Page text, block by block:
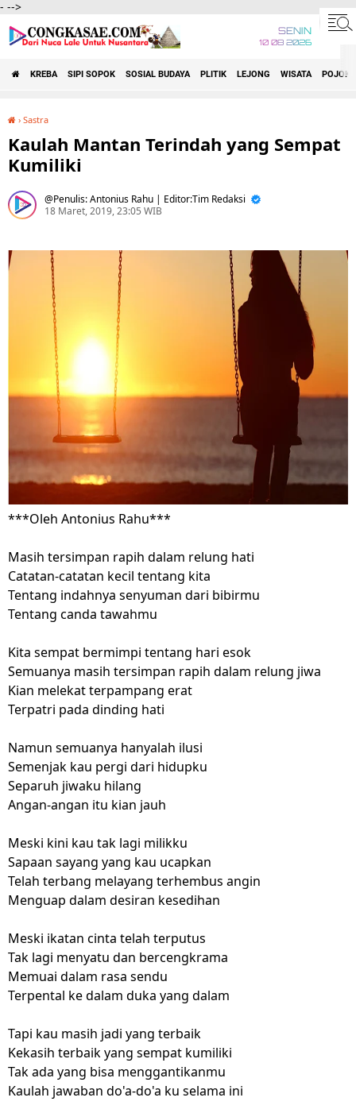
- -->
SENIN
10 08 2026
KREBA SIPI SOPOK SOSIAL BUDAYA PLITIK LEJONG WISATA POJOK
› Sastra
Kaulah Mantan Terindah yang Sempat
Kumiliki
Penulis: Antonius Rahu | Editor:Tim Redaksi
18 Maret, 2019, 23:05 WIB
***Oleh Antonius Rahu***
Masih tersimpan rapih dalam relung hati
Catatan-catatan kecil tentang kita
Tentang indahnya senyuman dari bibirmu
Tentang canda tawahmu
Kita sempat bermimpi tentang hari esok
Semuanya masih tersimpan rapih dalam relung jiwa
Kian melekat terpampang erat
Terpatri pada dinding hati
Namun semuanya hanyalah ilusi
Semenjak kau pergi dari hidupku
Separuh jiwaku hilang
Angan-angan itu kian jauh
Meski kini kau tak lagi milikku
Sapaan sayang yang kau ucapkan
Telah terbang melayang terhembus angin
Menguap dalam desiran kesedihan
Meski ikatan cinta telah terputus
Tak lagi menyatu dan bercengkrama
Memuai dalam rasa sendu
Terpental ke dalam duka yang dalam
Tapi kau masih jadi yang terbaik
Kekasih terbaik yang sempat kumiliki
Tak ada yang bisa menggantikanmu
Kaulah jawaban do'a-do'a ku selama ini